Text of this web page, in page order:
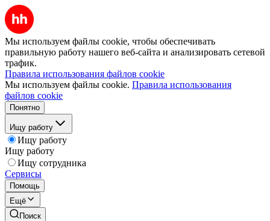
Мы используем файлы cookie, чтобы обеспечивать
правильную работу нашего веб-сайта и анализировать сетевой
трафик.
Правила использования файлов cookie
Мы используем файлы cookie. Правила использования
файлов cookie
Понятно
Ищу работу
Ищу работу
Ищу работу
Ищу сотрудника
Сервисы
Помощь
Ещё
Поиск